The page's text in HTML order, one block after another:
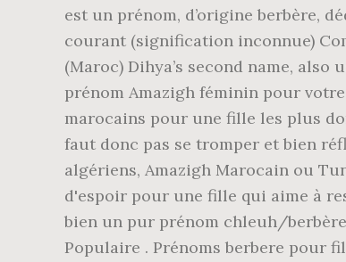
est un prénom, d’origine berbère,
courant (signification inconnue)
(Maroc) Dihya’s second name,
prénom Amazigh féminin pour
marocains pour une fille les plus
faut donc pas se tromper et bien
algériens, Amazigh Marocain ou
d'espoir pour une fille qui aime à
bien un pur prénom chleuh/
Populaire . Prénoms berbere pour